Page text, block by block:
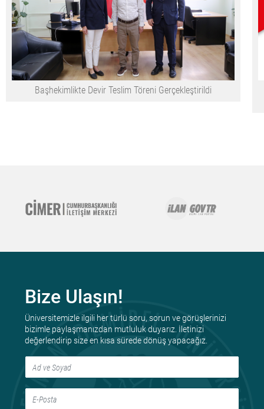
Başhekimlikte Devir Teslim Töreni Gerçekleştirildi
Bize Ulaşın!
Üniversitemizle ilgili her türlü soru, sorun ve görüşlerinizi
bizimle paylaşmanızdan mutluluk duyarız. İletinizi
değerlendirip size en kısa sürede dönüş yapacağız.